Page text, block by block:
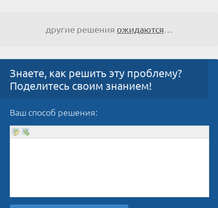
другие решения ожидаются
Знаете, как решить эту проблему?
Поделитесь своим знанием!
Ваш способ решения: